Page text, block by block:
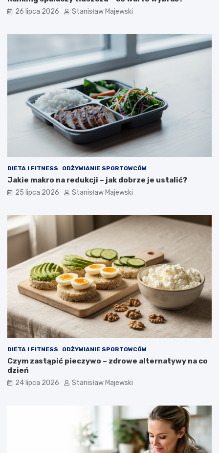
26 lipca 2026 Stanisław Majewski
DIETA I FITNESS ODŻYWIANIE SPORTOWCÓW
Jakie makro na redukcji – jak dobrze je ustalić?
25 lipca 2026 Stanisław Majewski
DIETA I FITNESS ODŻYWIANIE SPORTOWCÓW
Czym zastąpić pieczywo – zdrowe alternatywy na co
dzień
24 lipca 2026 Stanisław Majewski